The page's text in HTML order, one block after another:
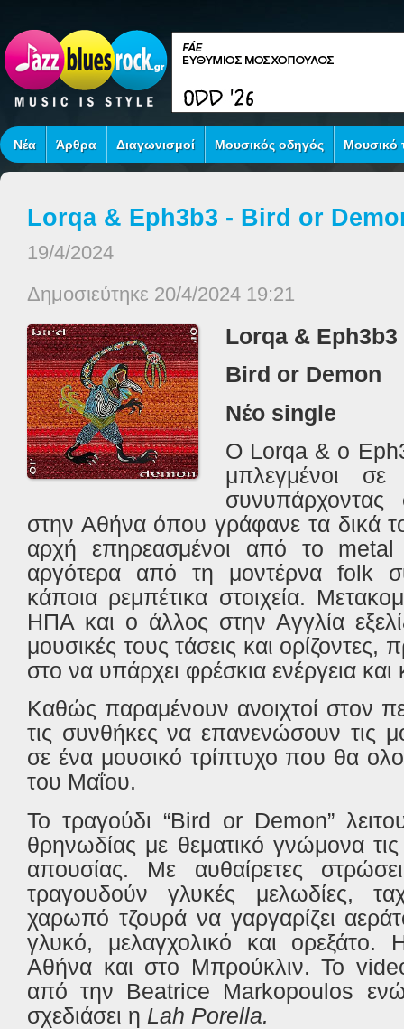
Νέα Άρθρα Διαγωνισμοί Μουσικός οδηγός Μουσικό
Lorqa & Eph3b3 - Bird or
19/4/2024
Δημοσιεύτηκε 20/4/2024 19:21
Lorqa & Eph3b3
Bird or Demon
Νέο single
Ο Lorqa & o
μπλεγμένοι σε
συνυπάρχοντας
στην Αθήνα όπου γράφανε τα δικά
αρχή επηρεασμένοι από το
αργότερα από τη μοντέρνα folk
κάποια ρεμπέτικα στοιχεία.
ΗΠΑ και ο άλλος στην Αγγλία
μουσικές τους τάσεις και
στο να υπάρχει φρέσκια ενέργεια και
Καθώς παραμένουν ανοιχτοί στον
τις συνθήκες να επανενώσουν τις
σε ένα μουσικό τρίπτυχο που θα
του Μαΐου.
Το τραγούδι “Bird or Demon”
θρηνωδίας με θεματικό γνώμονα
απουσίας. Με αυθαίρετες
τραγουδούν γλυκές μελωδίες,
χαρωπό τζουρά να γαργαρίζει
γλυκό, μελαγχολικό και ορεξάτο.
Αθήνα και στο Μπρούκλιν.To
από την Beatrice Markopoulos
σχεδιάσει η Lah Porella.